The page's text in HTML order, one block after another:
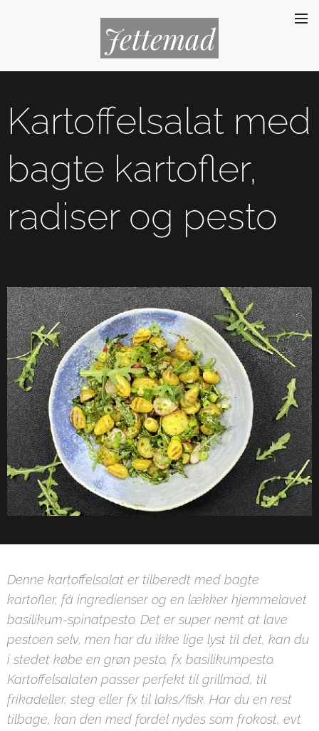
Jettemad
Kartoffelsalat med
bagte kartofler,
radiser og pesto
Denne kartoffelsalat er tilberedt med bagte
kartofler, få ingredienser og en lækker hjemmelavet
basilikum-spinatpesto. Det er super nemt at lave
pestoen selv, men har du ikke lige lyst til det, kan du
i stedet købe en grøn pesto, fx basilikumpesto.
Kartoffelsalaten passer perfekt til grillmad, til
frikadeller, steg eller fx til laks/fisk. Har du en rest
tilbage, kan den med fordel nydes som frokost, evt